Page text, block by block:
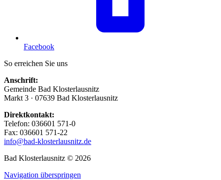
Facebook
So erreichen Sie uns
Anschrift:
Gemeinde Bad Klosterlausnitz
Markt 3 · 07639 Bad Klosterlausnitz
Direktkontakt:
Telefon: 036601 571-0
Fax: 036601 571-22
info@bad-klosterlausnitz.de
Bad Klosterlausnitz © 2026
Navigation überspringen